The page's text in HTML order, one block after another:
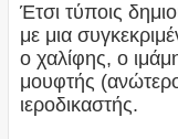
Έτσι τύποις
με μια
ο χαλίφης, ο
μουφτής
ιεροδικαστής.